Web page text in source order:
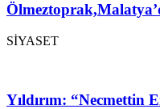
SİYASET
Yıldırım: “Necmettin